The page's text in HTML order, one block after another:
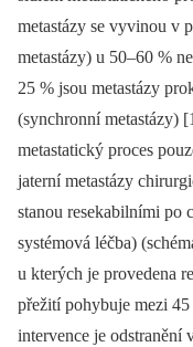
metastázy se vyvinou v
metastázy) u 50–60 %
25 % jsou metastázy
(synchronní metastázy)
metastatický proces
jaterní metastázy
stanou resekabilními po
systémová léčba)
u kterých je provedena
přežití pohybuje mezi
intervence je odstranění